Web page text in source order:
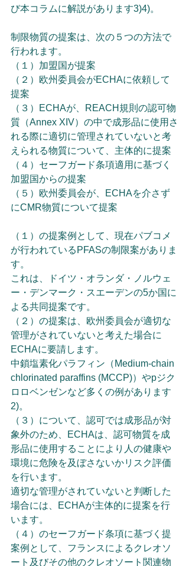
び本コラムに解説があります3)4)。
制限物質の提案は、次の５つの方法で
行われます。
（１）加盟国が提案
（２）欧州委員会がECHAに依頼して
提案
（３）ECHAが、REACH規則の認可物
質（Annex XIV）の中で成形品に使用さ
れる際に適切に管理されていないと考
えられる物質について、主体的に提案
（４）セーフガード条項適用に基づく
加盟国からの提案
（５）欧州委員会が、ECHAを介さず
にCMR物質について提案
（１）の提案例として、現在パブコメ
が行われているPFASの制限案がありま
す。
これは、ドイツ・オランダ・ノルウェ
ー・デンマーク・スエーデンの5か国に
よる共同提案です。
（２）の提案は、欧州委員会が適切な
管理がされていないと考えた場合に
ECHAに要請します。
中鎖塩素化パラフィン（Medium-chain
chlorinated paraffins (MCCP)）やpジク
ロロベンゼンなど多くの例があります
2)。
（３）について、認可では成形品が対
象外のため、ECHAは、認可物質を成
形品に使用することにより人の健康や
環境に危険を及ぼさないかリスク評価
を行います。
適切な管理がされていないと判断した
場合には、ECHAが主体的に提案を行
います。
（４）のセーフガード条項に基づく提
案例として、フランスによるクレオソ
ート及びその他のクレオソート関連物